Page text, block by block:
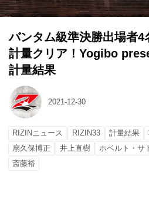
バンタム級準決勝出場者4
計量クリア！Yogibo
計量結果
2021-12-30
RIZINニュース RIZIN33 計量結果
扇久保博正
井上直樹 ホベルト・サ
斎藤裕